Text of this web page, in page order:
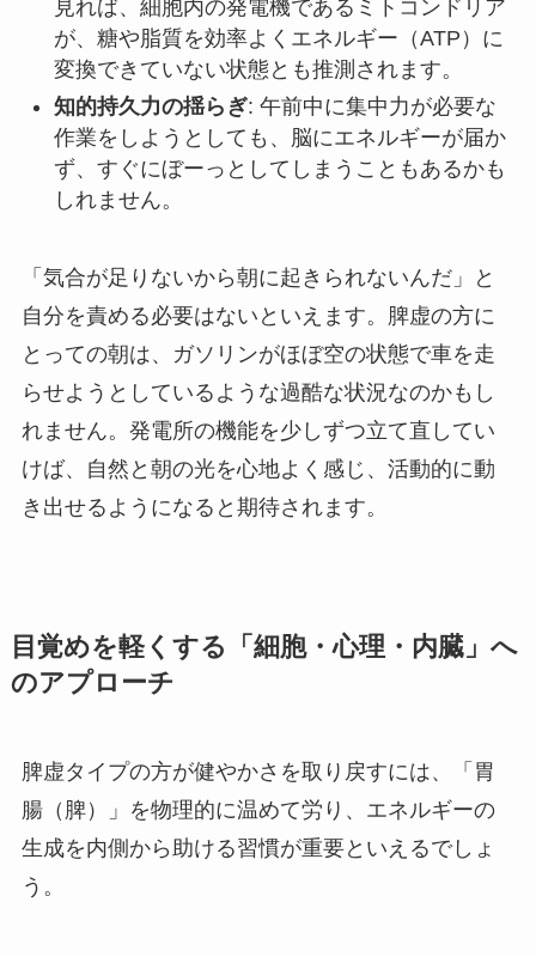
見れば、細胞内の発電機であるミトコンドリア
が、糖や脂質を効率よくエネルギー（ATP）に
変換できていない状態とも推測されます。
知的持久力の揺らぎ: 午前中に集中力が必要な
作業をしようとしても、脳にエネルギーが届か
ず、すぐにぼーっとしてしまうこともあるかも
しれません。
「気合が足りないから朝に起きられないんだ」と
自分を責める必要はないといえます。脾虚の方に
とっての朝は、ガソリンがほぼ空の状態で車を走
らせようとしているような過酷な状況なのかもし
れません。発電所の機能を少しずつ立て直してい
けば、自然と朝の光を心地よく感じ、活動的に動
き出せるようになると期待されます。
目覚めを軽くする「細胞・心理・内臓」へ
のアプローチ
脾虚タイプの方が健やかさを取り戻すには、「胃
腸（脾）」を物理的に温めて労り、エネルギーの
生成を内側から助ける習慣が重要といえるでしょ
う。